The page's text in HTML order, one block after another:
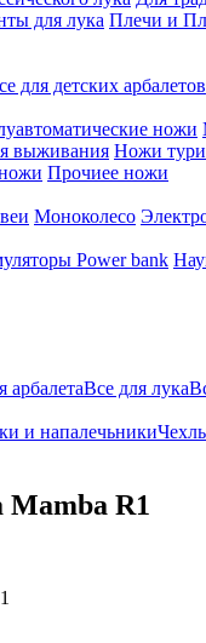
для лука Плечи и
для детских арбалетов
ножи
выживания Ножи
Прочиее ножи
Моноколесо
Power bank
арбалетаВсе для лука
и напалечьники
Mamba R1